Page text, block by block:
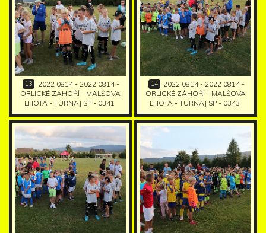
13
2022 0814 - 2022 0814 -
ORLICKÉ ZÁHOŘÍ - MALŠOVA
LHOTA - TURNAJ SP - 0341
14
2022 0814 - 2022 0814 -
ORLICKÉ ZÁHOŘÍ - MALŠOVA
LHOTA - TURNAJ SP - 0343